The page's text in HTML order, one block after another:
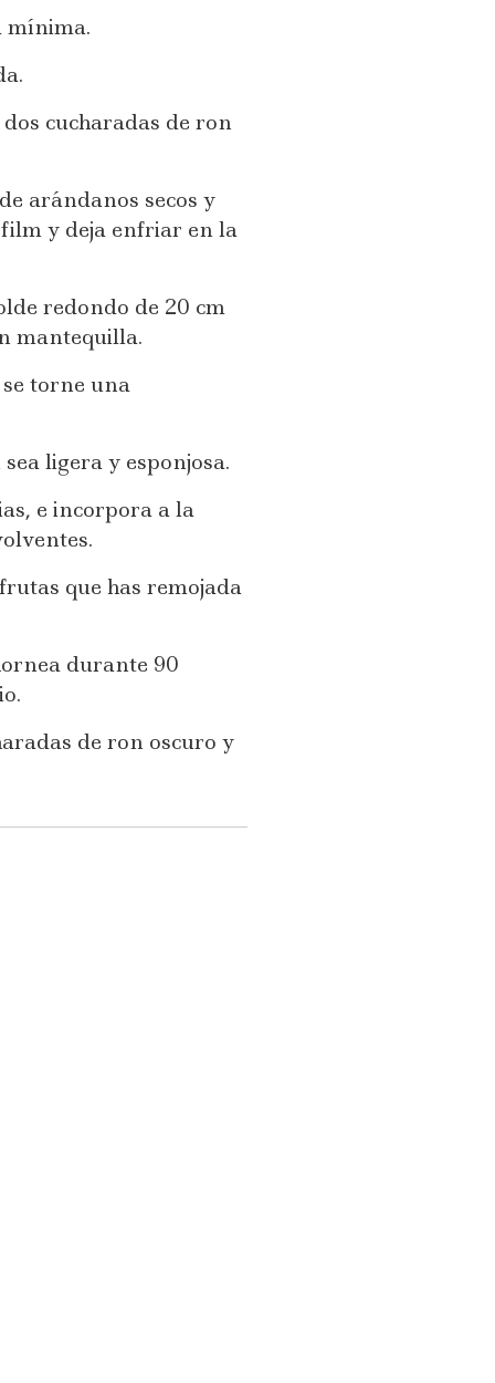
mínima.
cucharadas de ron
arándanos secos y
y deja enfriar en la
redondo de 20 cm
mantequilla.
torne una
ligera y esponjosa.
e incorpora a la
que has remojada
durante 90
de ron oscuro y